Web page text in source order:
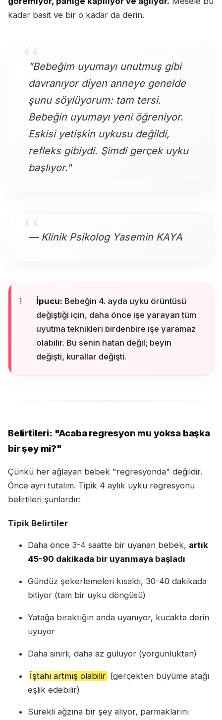
kadar basit ve bir o kadar da derin.
"Bebeğim uyumayı unutmuş gibi
davranıyor diyen anneye genelde
şunu söylüyorum: tam tersi.
Bebeğin uyumayı yeni öğreniyor.
Eskisi yetişkin uykusu değildi,
refleks gibiydi. Şimdi gerçek uyku
başlıyor."
— Klinik Psikolog Yasemin KAYA
İpucu: Bebeğin 4. ayda uyku örüntüsü
değiştiği için, daha önce işe yarayan tüm
uyutma teknikleri birdenbire işe yaramaz
olabilir. Bu senin hatan değil; beyin
değişti, kurallar değişti.
Belirtileri: "Acaba regresyon mu yoksa başka
bir şey mi?"
Çünkü her ağlayan bebek "regresyonda" değildir.
Önce ayrı tutalım. Tipik 4 aylık uyku regresyonu
belirtileri şunlardır:
Tipik Belirtiler
Daha önce 3-4 saatte bir uyanan bebek, artık
45-90 dakikada bir uyanmaya başladı
Gündüz şekerlemeleri kısaldı, 30-40 dakikada
bitiyor (tam bir uyku döngüsü)
Yatağa bıraktığın anda uyanıyor, kucakta derin
uyuyor
Daha sinirli, daha az gülüyor (yorgunluktan)
İştahı artmış olabilir (gerçekten büyüme atağı
eşlik edebilir)
Sürekli ağzına bir şey alıyor, parmaklarını